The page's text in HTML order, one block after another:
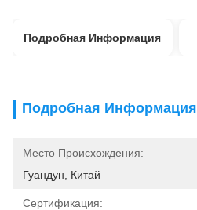
Подробная Информация
Подробная Информация
Место Происхождения:
Гуандун, Китай
Сертификация: